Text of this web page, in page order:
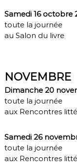
Samedi 16 octobre
toute la journée
au Salon du livre
NOVEMBRE
Dimanche 20
toute la journée
aux Rencontres
Samedi 26
toute la journée
aux Rencontres